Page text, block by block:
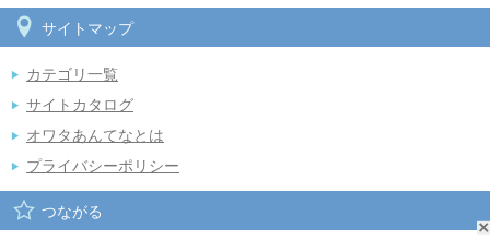
サイトマップ
カテゴリ一覧
サイトカタログ
オワタあんてなとは
プライバシーポリシー
つながる